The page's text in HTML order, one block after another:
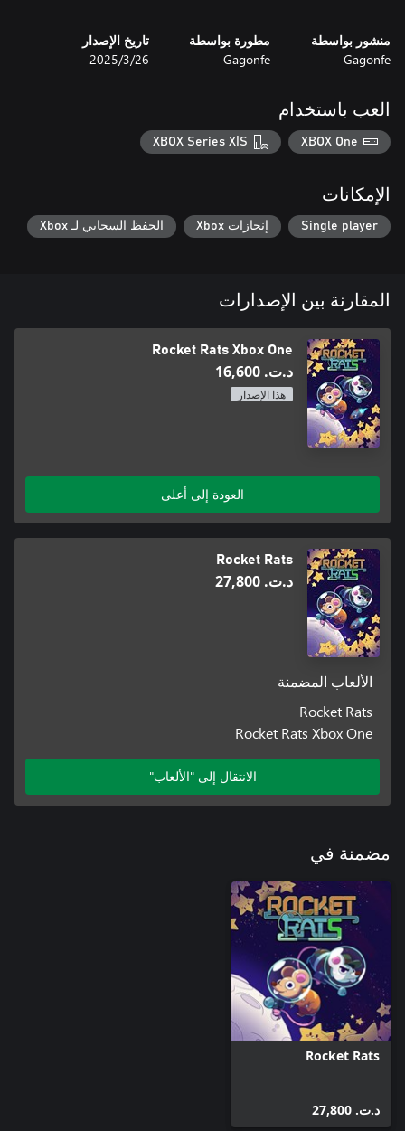
منشور بواسطة
Gagonfe
مطورة بواسطة
Gagonfe
تاريخ الإصدار
26‏/3‏/2025
العب باستخدام
XBOX One
XBOX Series X|S
الإمكانات
Single player إنجازات Xbox الحفظ السحابي لـ Xbox
المقارنة بين الإصدارات
Rocket Rats Xbox One
د.ت.‏ 16,600
هذا الإصدار
العودة إلى أعلى
Rocket Rats
د.ت.‏ 27,800
الألعاب المضمنة
Rocket Rats
Rocket Rats Xbox One
الانتقال إلى "الألعاب"
مضمنة في
Rocket Rats
د.ت.‏ 27,800